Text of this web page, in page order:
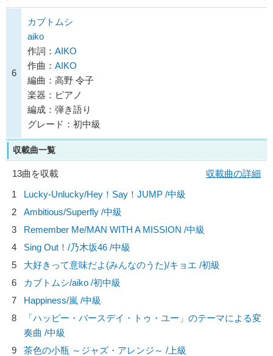
6
カブトムシ
aiko
作詞： AIKO
作曲： AIKO
編曲：高野 令子
楽器：ピアノ
編成：弾き語り
グレード：初中級
収載曲一覧
13曲を収載
収載曲の詳細
1
Lucky-Unlucky/Hey！Say！JUMP /中級
2
Ambitious/Superfly /中級
3
Remember Me/MAN WITH A MISSION /中級
4
Sing Out！/乃木坂46 /中級
5
大好きって意味だよ(みんなのうた)/キョエ /初級
6
カブトムシ/aiko /初中級
7
Happiness/嵐 /中級
8
「ハッピー・バースデイ・トゥ・ユー」のテーマによる変
奏曲 /中級
9
茶色の小瓶 ～ジャズ・アレンジ～ /上級